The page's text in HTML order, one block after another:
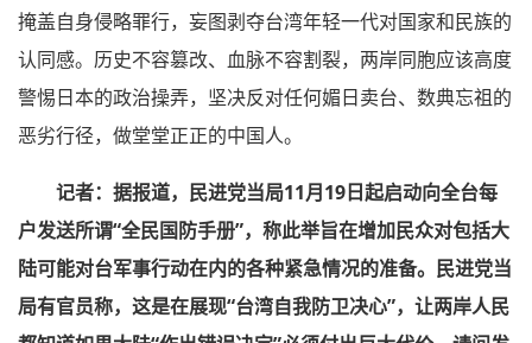
掩盖自身侵略罪行，妄图剥夺台湾年轻一代对国家和民族的
认同感。历史不容篡改、血脉不容割裂，两岸同胞应该高度
警惕日本的政治操弄，坚决反对任何媚日卖台、数典忘祖的
恶劣行径，做堂堂正正的中国人。
记者：据报道，民进党当局11月19日起启动向全台每
户发送所谓“全民国防手册”，称此举旨在增加民众对包括大
陆可能对台军事行动在内的各种紧急情况的准备。民进党当
局有官员称，这是在展现“台湾自我防卫决心”，让两岸人民